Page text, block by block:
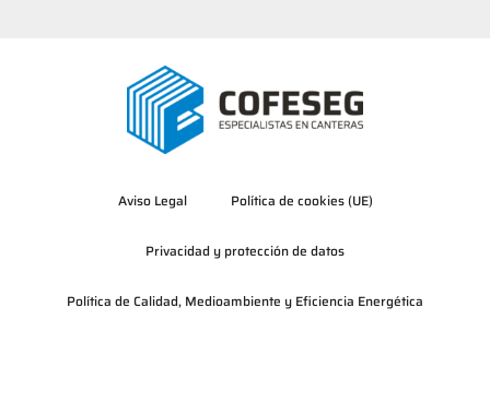
Aviso Legal Política de cookies (UE)
Privacidad y protección de datos
Política de Calidad, Medioambiente y Eficiencia Energética